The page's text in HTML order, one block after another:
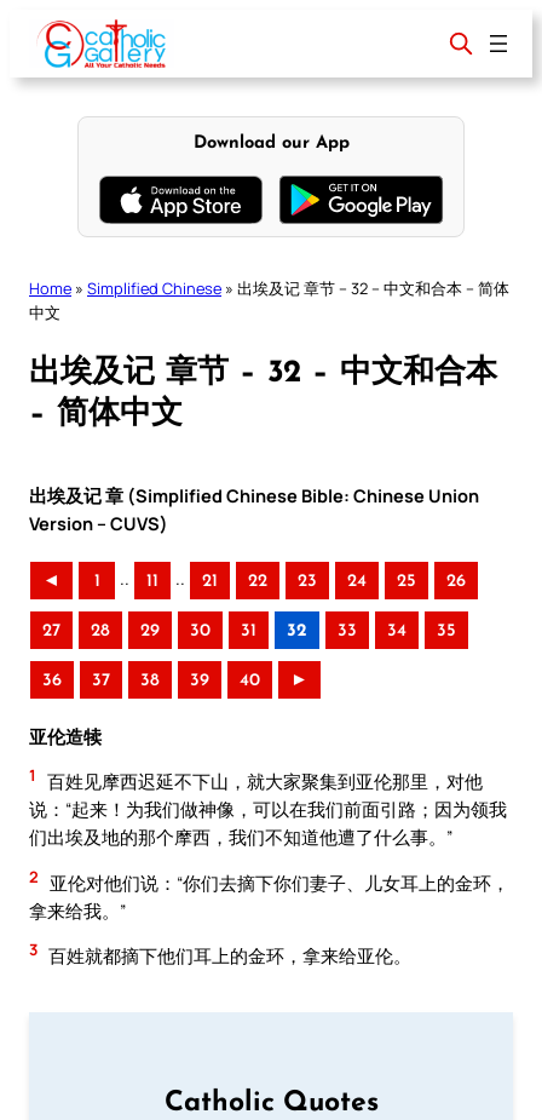
content
Download our App
Home » Simplified Chinese » 出埃及记 章节 – 32 – 中文和合本 – 简体
中文
出埃及记 章节 – 32 – 中文和合本
– 简体中文
出埃及记 章 (Simplified Chinese Bible: Chinese Union
Version – CUVS)
◄ 1 .. 11 .. 21 22 23 24 25 26
27 28 29 30 31 32 33 34 35
36 37 38 39 40 ►
亚伦造犊
1
百姓见摩西迟延不下山，就大家聚集到亚伦那里，对他
说：“起来！为我们做神像，可以在我们前面引路；因为领我
们出埃及地的那个摩西，我们不知道他遭了什么事。”
2
亚伦对他们说：“你们去摘下你们妻子、儿女耳上的金环，
拿来给我。”
3 百姓就都摘下他们耳上的金环，拿来给亚伦。
Catholic Quotes